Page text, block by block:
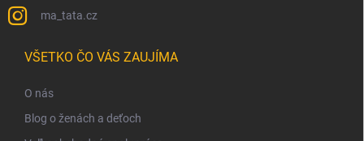
ma_tata.cz
VŠETKO ČO VÁS ZAUJÍMA
O nás
Blog o ženách a deťoch